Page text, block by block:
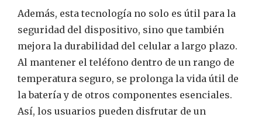
Además, esta tecnología no solo es útil para la
seguridad del dispositivo, sino que también
mejora la durabilidad del celular a largo plazo.
Al mantener el teléfono dentro de un rango de
temperatura seguro, se prolonga la vida útil de
la batería y de otros componentes esenciales.
Así, los usuarios pueden disfrutar de un